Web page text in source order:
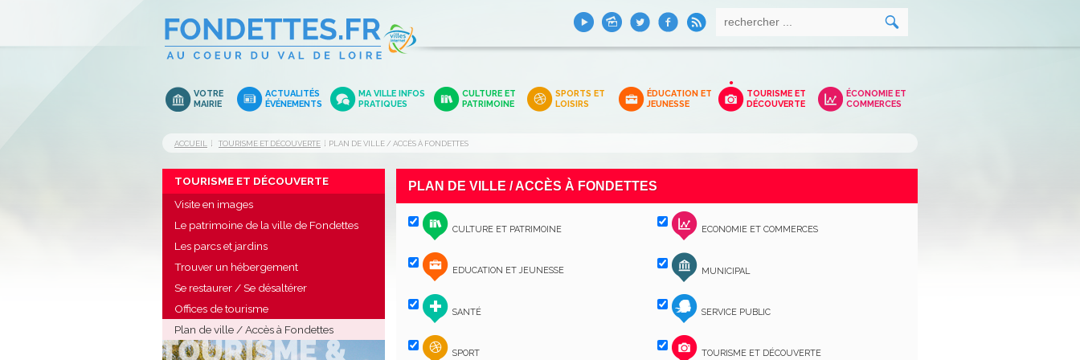
VOTRE
MAIRIE
ACTUALITÉS
ÉVÉNEMENTS
MA VILLE INFOS
PRATIQUES
CULTURE ET
PATRIMOINE
SPORTS ET
LOISIRS
ÉDUCATION ET
JEUNESSE
TOURISME ET
DÉCOUVERTE
ÉCONOMIE ET
COMMERCES
ACCUEIL TOURISME ET DÉCOUVERTE PLAN DE VILLE / ACCÈS À FONDETTES
TOURISME ET DÉCOUVERTE
Visite en images
Le patrimoine de la ville de Fondettes
Les parcs et jardins
Trouver un hébergement
Se restaurer / Se désaltérer
Offices de tourisme
Plan de ville / Accès à Fondettes
PLAN DE VILLE / ACCÈS À FONDETTES
CULTURE ET PATRIMOINE ECONOMIE ET COMMERCES
EDUCATION ET JEUNESSE MUNICIPAL
SANTÉ SERVICE PUBLIC
SPORT TOURISME ET DÉCOUVERTE